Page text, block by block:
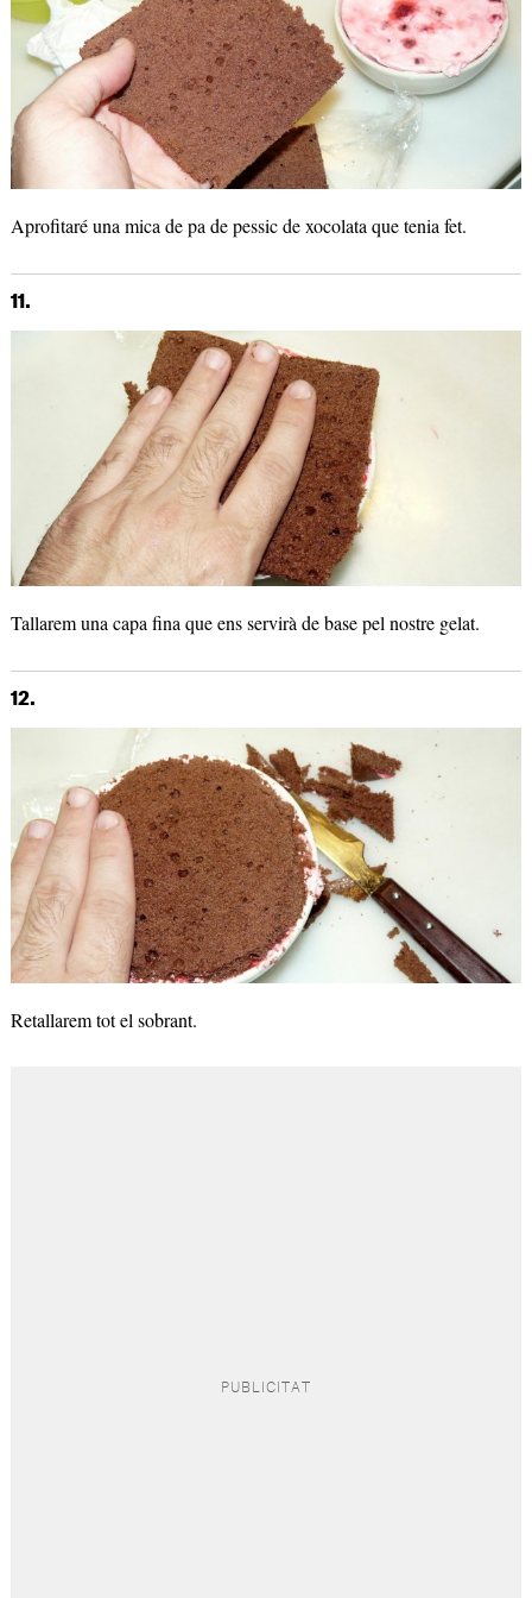
Aprofitaré una mica de pa de pessic de xocolata que tenia fet.
11.
Tallarem una capa fina que ens servirà de base pel nostre gelat.
12.
Retallarem tot el sobrant.